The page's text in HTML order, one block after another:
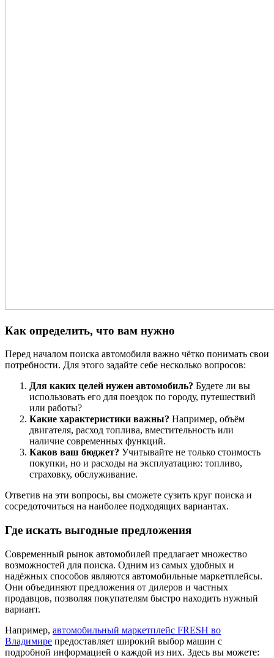
Как определить, что вам нужно
Перед началом поиска автомобиля важно чётко понимать свои
потребности. Для этого задайте себе несколько вопросов:
Для каких целей нужен автомобиль? Будете ли вы
использовать его для поездок по городу, путешествий
или работы?
Какие характеристики важны? Например, объём
двигателя, расход топлива, вместительность или
наличие современных функций.
Каков ваш бюджет? Учитывайте не только стоимость
покупки, но и расходы на эксплуатацию: топливо,
страховку, обслуживание.
Ответив на эти вопросы, вы сможете сузить круг поиска и
сосредоточиться на наиболее подходящих вариантах.
Где искать выгодные предложения
Современный рынок автомобилей предлагает множество
возможностей для поиска. Одним из самых удобных и
надёжных способов являются автомобильные маркетплейсы.
Они объединяют предложения от дилеров и частных
продавцов, позволяя покупателям быстро находить нужный
вариант.
Например, автомобильный маркетплейс FRESH во
Владимире предоставляет широкий выбор машин с
подробной информацией о каждой из них. Здесь вы можете: